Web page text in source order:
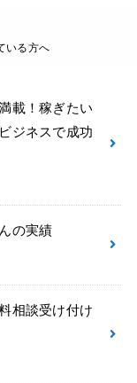
いる方へ
載！稼ぎたい
ジネスで成功
の実績
相談受け付け